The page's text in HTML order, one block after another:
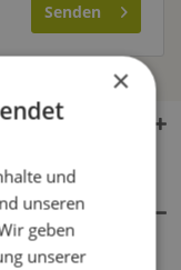
Senden
×
und
unseren
geben
unserer